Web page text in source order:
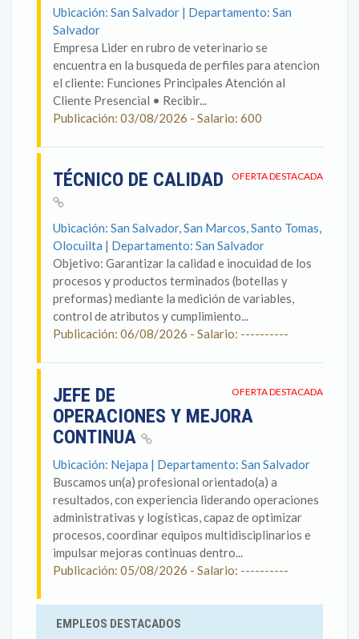
Ubicación: San Salvador | Departamento: San
Salvador
Empresa Lider en rubro de veterinario se
encuentra en la busqueda de perfiles para atencion
el cliente: Funciones Principales Atención al
Cliente Presencial • Recibir...
Publicación: 03/08/2026 - Salario: 600
OFERTA DESTACADA
TÉCNICO DE CALIDAD
Ubicación: San Salvador, San Marcos, Santo Tomas,
Olocuilta | Departamento: San Salvador
Objetivo: Garantizar la calidad e inocuidad de los
procesos y productos terminados (botellas y
preformas) mediante la medición de variables,
control de atributos y cumplimiento...
Publicación: 06/08/2026 - Salario: ----------
OFERTA DESTACADA
JEFE DE
OPERACIONES Y MEJORA
CONTINUA
Ubicación: Nejapa | Departamento: San Salvador
Buscamos un(a) profesional orientado(a) a
resultados, con experiencia liderando operaciones
administrativas y logísticas, capaz de optimizar
procesos, coordinar equipos multidisciplinarios e
impulsar mejoras continuas dentro...
Publicación: 05/08/2026 - Salario: ----------
EMPLEOS DESTACADOS